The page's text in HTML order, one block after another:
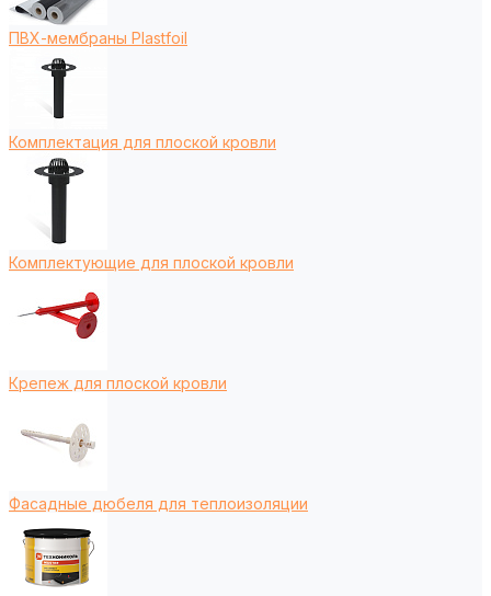
ПВХ-мембраны Plastfoil
Комплектация для плоской кровли
Комплектующие для плоской кровли
Крепеж для плоской кровли
Фасадные дюбеля для теплоизоляции